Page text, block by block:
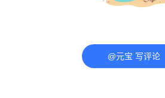
@元宝 写评论